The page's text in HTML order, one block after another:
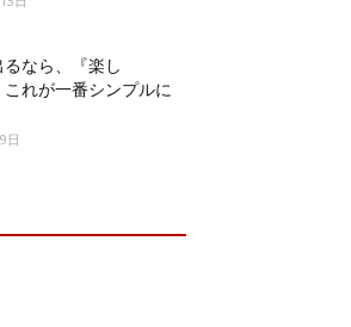
なら、『楽し
これが一番シンプルに
日